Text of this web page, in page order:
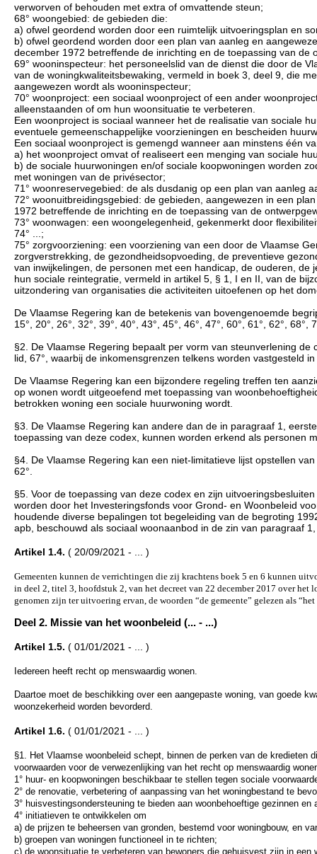
verworven of behouden met extra of omvattende steun;
68° woongebied: de gebieden die:
a) ofwel geordend worden door een ruimtelijk uitvoeringsplan en
b) ofwel geordend worden door een plan van aanleg en
december 1972 betreffende de inrichting en de toepassing van de
69° wooninspecteur: het personeelslid van de dienst die door de
van de woningkwaliteitsbewaking, vermeld in boek 3, deel 9, die
aangewezen wordt als wooninspecteur;
70° woonproject: een sociaal woonproject of een ander
alleenstaanden of om hun woonsituatie te verbeteren.
Een woonproject is sociaal wanneer het de realisatie van sociale
eventuele gemeenschappelijke voorzieningen en bescheiden
Een sociaal woonproject is gemengd wanneer aan minstens één
a) het woonproject omvat of realiseert een menging van sociale
b) de sociale huurwoningen en/of sociale koopwoningen worden
met woningen van de privésector;
71° woonreservegebied: de als dusdanig op een plan van aanleg
72° woonuitbreidingsgebied: de gebieden, aangewezen in een
1972 betreffende de inrichting en de toepassing van de
73° woonwagen: een woongelegenheid, gekenmerkt door
74° ...;
75° zorgvoorziening: een voorziening van een door de Vlaamse
zorgverstrekking, de gezondheidsopvoeding, de preventieve
van inwijkelingen, de personen met een handicap, de ouderen,
hun sociale reintegratie, vermeld in artikel 5, § 1, I en II, van de
uitzondering van organisaties die activiteiten uitoefenen op het
De Vlaamse Regering kan de betekenis van bovengenoemde
15°, 20°, 26°, 32°, 39°, 40°, 43°, 45°, 46°, 47°, 60°, 61°, 62°, 68°,
§2. De Vlaamse Regering bepaalt per vorm van steunverlening
lid, 67°, waarbij de inkomensgrenzen telkens worden vastgesteld
De Vlaamse Regering kan een bijzondere regeling treffen ten
op wonen wordt uitgeoefend met toepassing van
betrokken woning een sociale huurwoning wordt.
§3. De Vlaamse Regering kan andere dan de in paragraaf 1,
toepassing van deze codex, kunnen worden erkend als personen
§4. De Vlaamse Regering kan een niet-limitatieve lijst opstellen
62°.
§5. Voor de toepassing van deze codex en zijn
worden door het Investeringsfonds voor Grond- en Woonbeleid
houdende diverse bepalingen tot begeleiding van de begroting
apb, beschouwd als sociaal woonaanbod in de zin van paragraaf
Artikel 1.4. ( 20/09/2021 - ... )
Gemeenten kunnen de verrichtingen die zij krachtens boek 5 en 6 kunnen
in deel 2, titel 3, hoofdstuk 2, van het decreet van 22 december 2017 over het
genomen zijn ter uitvoering ervan, de woorden “de gemeente” gelezen als
Deel 2. Missie van het woonbeleid (... - ...)
Artikel 1.5. ( 01/01/2021 - ... )
Iedereen heeft recht op menswaardig wonen.
Daartoe moet de beschikking over een aangepaste woning, van goede
woonzekerheid worden bevorderd.
Artikel 1.6. ( 01/01/2021 - ... )
§1. Het Vlaamse woonbeleid schept, binnen de perken van de kredieten
voorwaarden voor de verwezenlijking van het recht op menswaardig
1° huur- en koopwoningen beschikbaar te stellen tegen sociale
2° de renovatie, verbetering of aanpassing van het woningbestand te
3° huisvestingsondersteuning te bieden aan woonbehoeftige gezinnen en
4° initiatieven te ontwikkelen om
a) de prijzen te beheersen van gronden, bestemd voor woningbouw, en
b) groepen van woningen functioneel in te richten;
c) de woonsituatie te verbeteren van bewoners die gehuisvest zijn in een